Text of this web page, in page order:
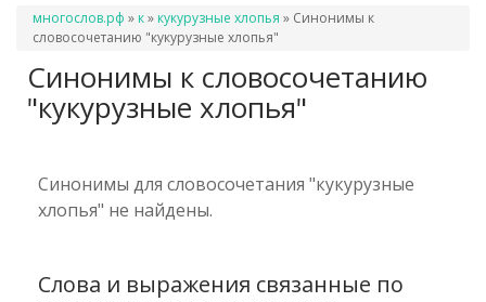
Вы
здесь
многослов.рф » к» кукурузные хлопья » Синонимы к
словосочетанию "кукурузные хлопья"
Синонимы к словосочетанию
"кукурузные хлопья"
Синонимы для словосочетания "кукурузные
хлопья" не найдены.
Слова и выражения связанные по